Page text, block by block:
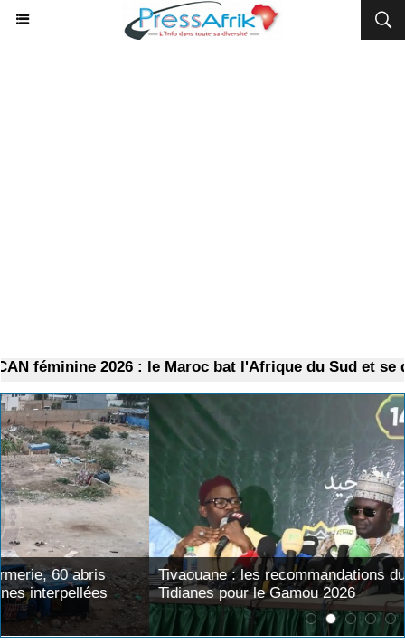
féminine 2026 : le Maroc bat l'Afrique du Sud et se
Tivaouane : les recommandations du Khalife général des
Tidianes pour le Gamou 2026